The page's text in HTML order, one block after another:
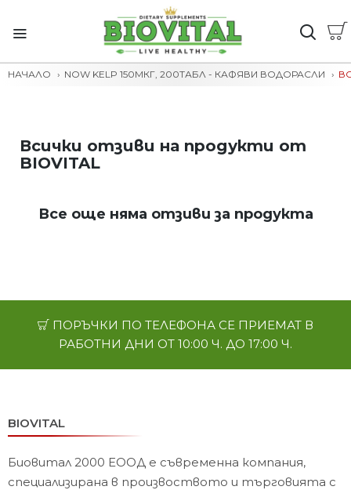
НАЧАЛО NOW KELP 150МКГ, 200ТАБЛ - КАФЯВИ ВОДОРАСЛИ
Всички отзиви на продукти от
BIOVITAL
Все още няма отзиви за продукта
ПОРЪЧКИ ПО ТЕЛЕФОНА СЕ ПРИЕМАТ В
РАБОТНИ ДНИ ОТ 10:00 Ч. ДО 17:00 Ч.
BIOVITAL
Биовитал 2000 ЕООД е съвременна компания,
специализирана в произвоството и търговията с